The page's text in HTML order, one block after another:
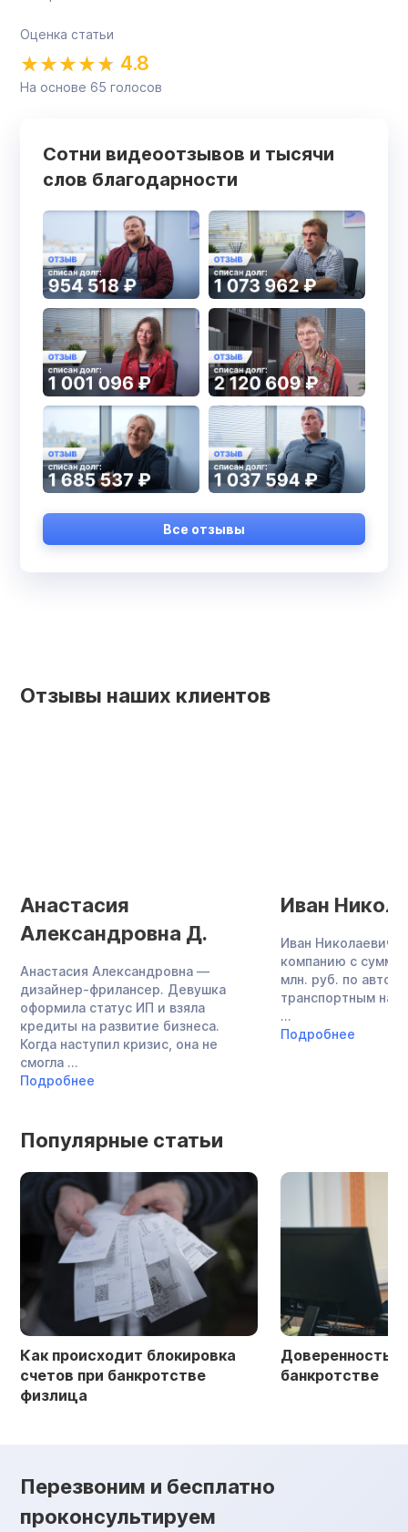
Оценка статьи
4.8
На основе 65 голосов
Сотни видеоотзывов и тысячи
слов благодарности
Все отзывы
Отзывы наших клиентов
Анастасия
Александровна Д.
Анастасия Александровна —
дизайнер-фрилансер. Девушка
оформила статус ИП и взяла
кредиты на развитие бизнеса.
Когда наступил кризис, она не
смогла ...
Подробнее
Иван
Иван Николаевич
компанию с
млн. руб. по
транспортным
...
Подробнее
Популярные статьи
Как происходит блокировка
счетов при банкротстве
физлица
Доверенность
банкротстве
Перезвоним и бесплатно
проконсультируем